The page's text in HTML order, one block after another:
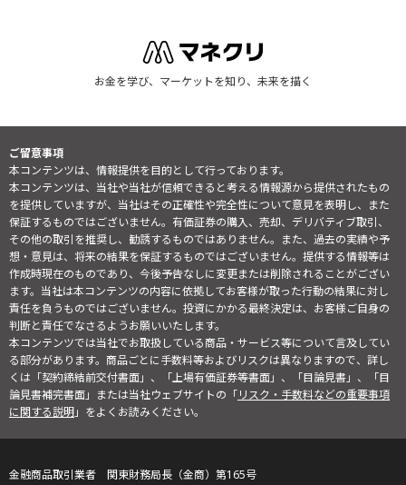
お金を学び、マーケットを知り、未来を描く
ご留意事項
本コンテンツは、情報提供を目的として行っております。
本コンテンツは、当社や当社が信頼できると考える情報源から提供されたもの
を提供していますが、当社はその正確性や完全性について意見を表明し、また
保証するものではございません。有価証券の購入、売却、デリバティブ取引、
その他の取引を推奨し、勧誘するものではありません。また、過去の実績や予
想・意見は、将来の結果を保証するものではございません。提供する情報等は
作成時現在のものであり、今後予告なしに変更または削除されることがござい
ます。当社は本コンテンツの内容に依拠してお客様が取った行動の結果に対し
責任を負うものではございません。投資にかかる最終決定は、お客様ご自身の
判断と責任でなさるようお願いいたします。
本コンテンツでは当社でお取扱している商品・サービス等について言及してい
る部分があります。商品ごとに手数料等およびリスクは異なりますので、詳し
くは「契約締結前交付書面」、「上場有価証券等書面」、「目論見書」、「目
論見書補完書面」または当社ウェブサイトの「リスク・手数料などの重要事項
に関する説明」をよくお読みください。
金融商品取引業者 関東財務局長（金商）第165号